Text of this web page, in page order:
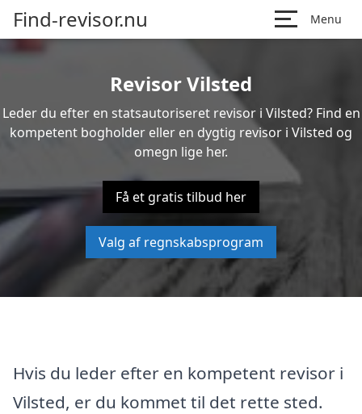
Find-revisor.nu Menu
Revisor Vilsted
Leder du efter en statsautoriseret revisor i Vilsted? Find en
kompetent bogholder eller en dygtig revisor i Vilsted og
omegn lige her.
Få et gratis tilbud her
Valg af regnskabsprogram
Hvis du leder efter en kompetent revisor i
Vilsted, er du kommet til det rette sted.